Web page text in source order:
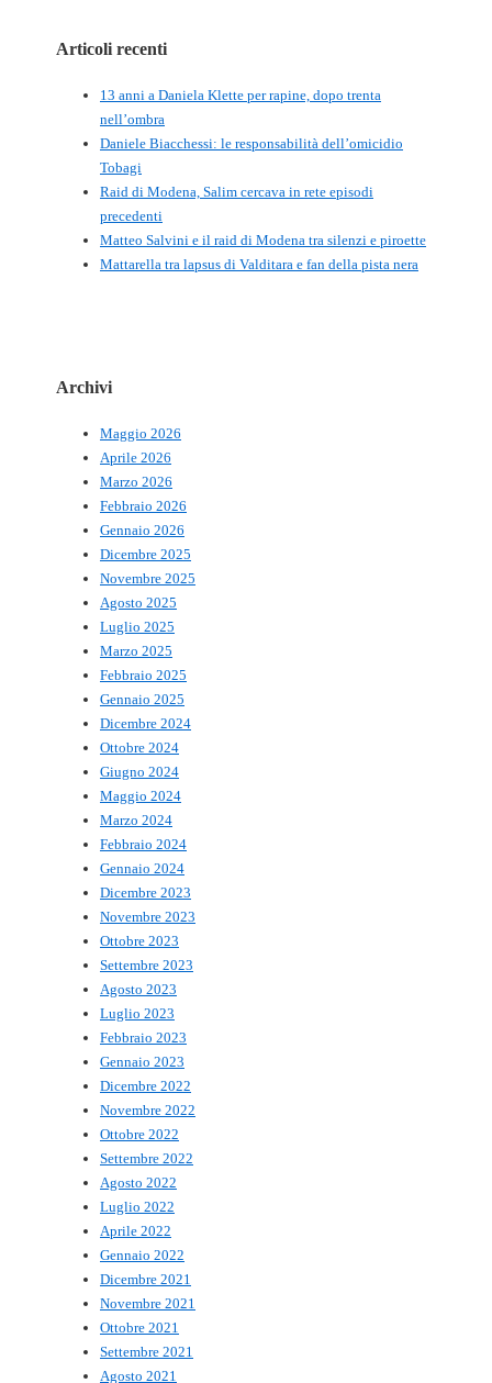
Articoli recenti
13 anni a Daniela Klette per rapine, dopo trenta
nell’ombra
Daniele Biacchessi: le responsabilità dell’omicidio
Tobagi
Raid di Modena, Salim cercava in rete episodi
precedenti
Matteo Salvini e il raid di Modena tra silenzi e piroette
Mattarella tra lapsus di Valditara e fan della pista nera
Archivi
Maggio 2026
Aprile 2026
Marzo 2026
Febbraio 2026
Gennaio 2026
Dicembre 2025
Novembre 2025
Agosto 2025
Luglio 2025
Marzo 2025
Febbraio 2025
Gennaio 2025
Dicembre 2024
Ottobre 2024
Giugno 2024
Maggio 2024
Marzo 2024
Febbraio 2024
Gennaio 2024
Dicembre 2023
Novembre 2023
Ottobre 2023
Settembre 2023
Agosto 2023
Luglio 2023
Febbraio 2023
Gennaio 2023
Dicembre 2022
Novembre 2022
Ottobre 2022
Settembre 2022
Agosto 2022
Luglio 2022
Aprile 2022
Gennaio 2022
Dicembre 2021
Novembre 2021
Ottobre 2021
Settembre 2021
Agosto 2021